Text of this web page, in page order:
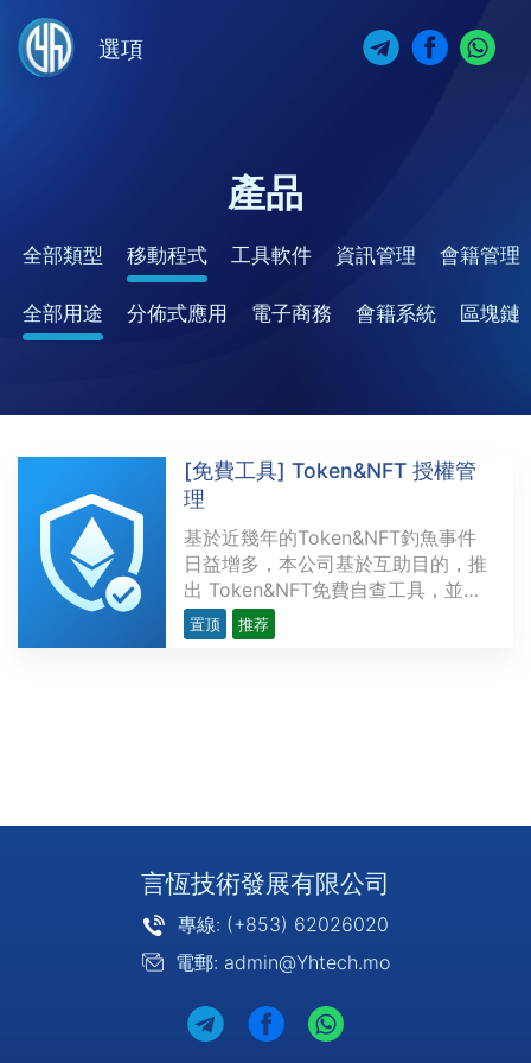
選項
產品
全部類型 移動程式 工具軟件 資訊管理 會籍管理
全部用途 分佈式應用 電子商務 會籍系統 區塊鏈
[免費工具] Token&NFT 授權管
理
基於近幾年的Token&NFT釣魚事件
日益增多，本公司基於互助目的，推
出 Token&NFT免費自查工具，並可
透過 MeatMask 進行自助解除授
權。申明：該工具不會記錄任何信
置顶 推荐
言恆技術發展有限公司
專線: (+853) 62026020
電郵: admin@Yhtech.mo